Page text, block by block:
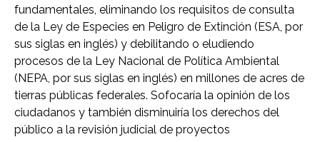
fundamentales, eliminando los requisitos de consulta
de la Ley de Especies en Peligro de Extinción (ESA, por
sus siglas en inglés) y debilitando o eludiendo
procesos de la Ley Nacional de Política Ambiental
(NEPA, por sus siglas en inglés) en millones de acres de
tierras públicas federales. Sofocaría la opinión de los
ciudadanos y también disminuiría los derechos del
público a la revisión judicial de proyectos